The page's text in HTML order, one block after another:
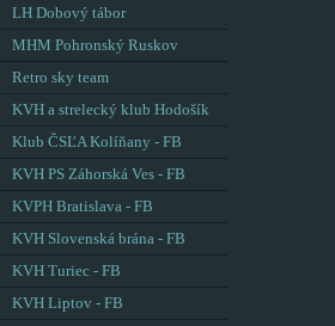
LH Dobový tábor
MHM Pohronský Ruskov
Retro sky team
KVH a strelecký klub Hodošík
Klub ČSĽA Kolíňany - FB
KVH PS Záhorská Ves - FB
KVPH Bratislava - FB
KVH Slovenská brána - FB
KVH Turiec - FB
KVH Liptov - FB